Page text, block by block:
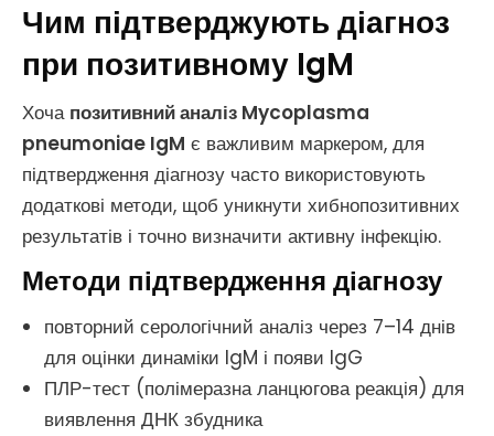
Чим підтверджують діагноз
при позитивному IgM
Хоча позитивний аналіз Mycoplasma
pneumoniae IgM є важливим маркером, для
підтвердження діагнозу часто використовують
додаткові методи, щоб уникнути хибнопозитивних
результатів і точно визначити активну інфекцію.
Методи підтвердження діагнозу
повторний серологічний аналіз через 7–14 днів
для оцінки динаміки IgM і появи IgG
ПЛР-тест (полімеразна ланцюгова реакція) для
виявлення ДНК збудника